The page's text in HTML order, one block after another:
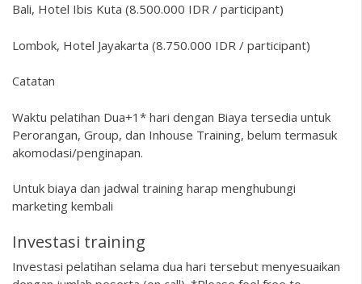
Bali, Hotel Ibis Kuta (8.500.000 IDR / participant)
Lombok, Hotel Jayakarta (8.750.000 IDR / participant)
Catatan
Waktu pelatihan Dua+1* hari dengan Biaya tersedia untuk
Perorangan, Group, dan Inhouse Training, belum termasuk
akomodasi/penginapan.
Untuk biaya dan jadwal training harap menghubungi
marketing kembali
Investasi training
Investasi pelatihan selama dua hari tersebut menyesuaikan